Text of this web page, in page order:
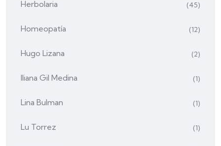
Herbolaria (45)
Homeopatía (12)
Hugo Lizana (2)
Iliana Gil Medina (1)
Lina Bulman (1)
Lu Torrez (1)